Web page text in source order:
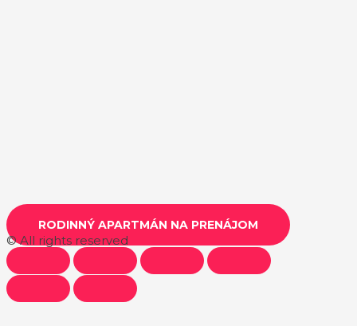
RODINNÝ APARTMÁN NA PRENÁJOM
© All rights reserved